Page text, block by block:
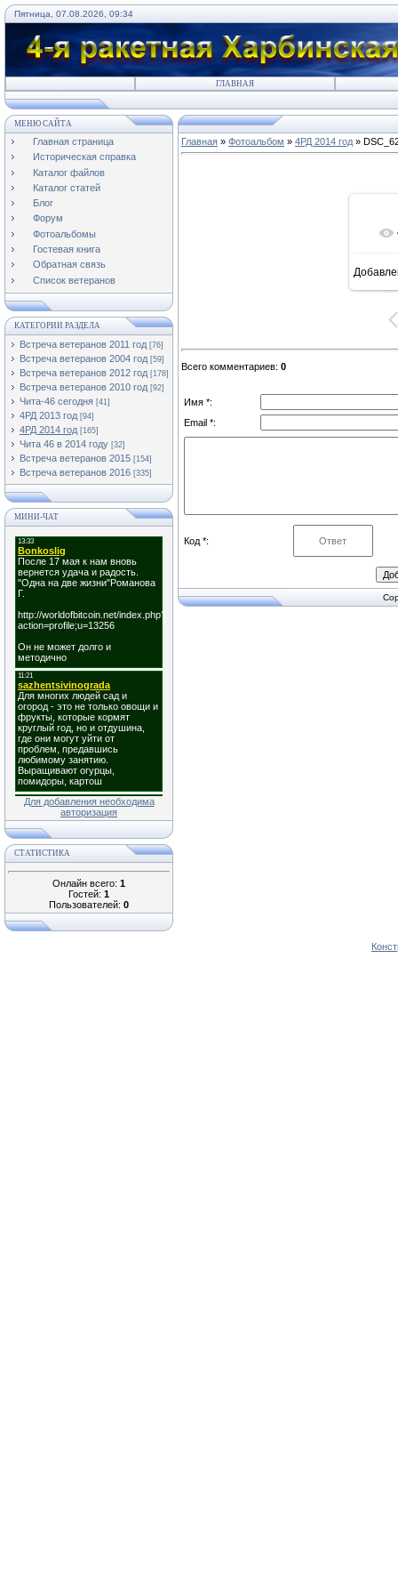
Пятница, 07.08.2026, 09:34
ГЛАВНАЯ
МЕНЮ САЙТА
Главная страница
Историческая справка
Каталог файлов
Каталог статей
Блог
Форум
Фотоальбомы
Гостевая книга
Обратная связь
Список ветеранов
КАТЕГОРИИ РАЗДЕЛА
Встреча ветеранов 2011 год [76]
Встреча ветеранов 2004 год [59]
Встреча ветеранов 2012 год [178]
Встреча ветеранов 2010 год [92]
Чита-46 сегодня [41]
4РД 2013 год [94]
4РД 2014 год [165]
Чита 46 в 2014 году [32]
Встреча ветеранов 2015 [154]
Встреча ветеранов 2016 [335]
МИНИ-ЧАТ
Для добавления необходима
авторизация
СТАТИСТИКА
Онлайн всего: 1
Гостей: 1
Пользователей: 0
Главная » Фотоальбом » 4РД 2014 год »
Всего комментариев: 0
Имя *:
Email *:
Код *: